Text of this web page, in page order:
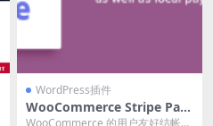
WordPress插件
WooCommerce Stripe Pay
ment Gateway v10.5.3 Stri
WooCommerce 的用户友好结帐加